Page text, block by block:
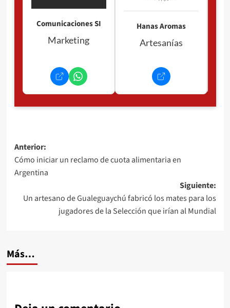
Comunicaciones SI
Marketing
Hanas Aromas
Artesanías
Navegación
de
entradas
Anterior:
Cómo iniciar un reclamo de cuota alimentaria en
Argentina
Siguiente:
Un artesano de Gualeguaychú fabricó los mates para los
jugadores de la Selección que irían al Mundial
Más…